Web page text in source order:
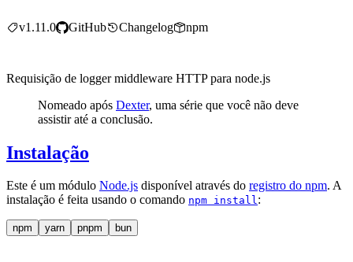
v1.11.0 GitHub Changelog npm
Requisição de logger middleware HTTP para node.js
Nomeado após Dexter, uma série que você não deve
assistir até a conclusão.
Instalação
Este é um módulo Node.js disponível através do registro do npm. A
instalação é feita usando o comando npm install:
npm yarn pnpm bun